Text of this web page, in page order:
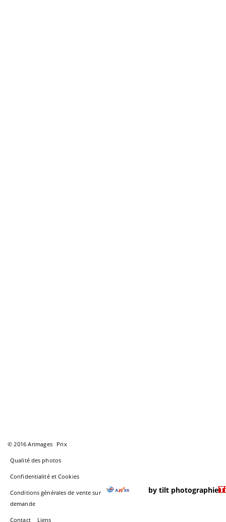
© 2016 Arimages Prix
Qualité des photos
Confidentialité et Cookies
Conditions générales de vente sur
demande
Contact Liens
by tilt photographie